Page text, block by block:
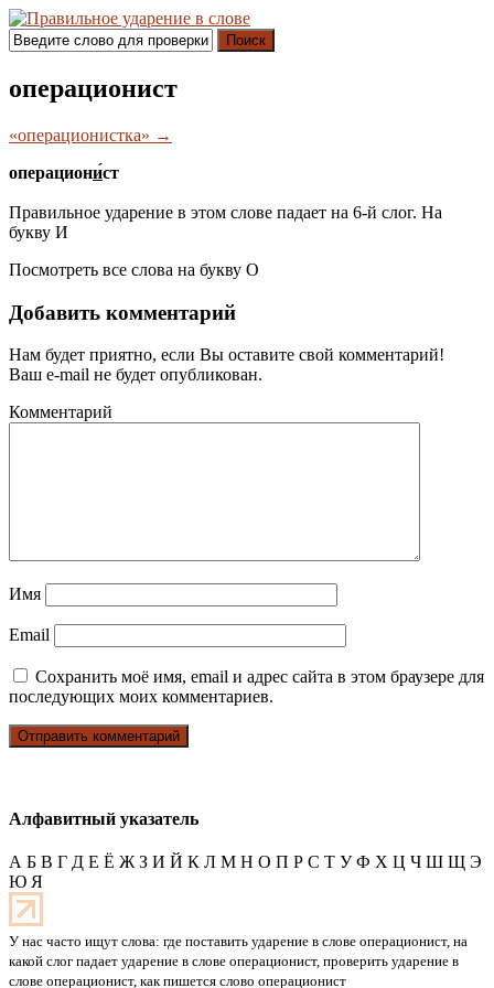
Поиск
операционист
«операционистка» →
операциони́ст
Правильное ударение в этом слове падает на 6-й слог. На
букву И
Посмотреть все слова на букву О
Добавить комментарий
Нам будет приятно, если Вы оставите свой комментарий!
Ваш e-mail не будет опубликован.
Комментарий
Имя
Email
Сохранить моё имя, email и адрес сайта в этом браузере для
последующих моих комментариев.
Алфавитный указатель
А Б В Г Д Е Ё Ж З И Й К Л М Н О П Р С Т У Ф Х Ц Ч Ш Щ Э
Ю Я
У нас часто ищут слова: где поставить ударение в слове операционист, на
какой слог падает ударение в слове операционист, проверить ударение в
слове операционист, как пишется слово операционист